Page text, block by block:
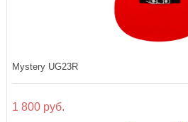
Mystery UG23R
1 800 руб.